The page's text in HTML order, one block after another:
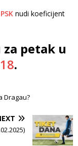
PSK nudi koeficijent
petak u
.
Dragau?